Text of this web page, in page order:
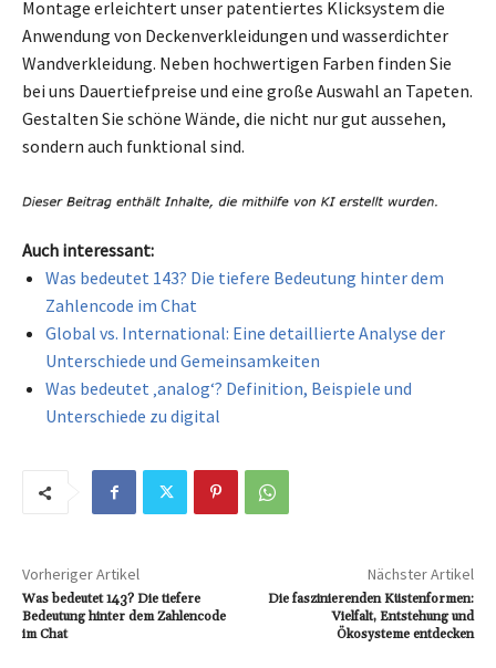
Montage erleichtert unser patentiertes Klicksystem die
Anwendung von Deckenverkleidungen und wasserdichter
Wandverkleidung. Neben hochwertigen Farben finden Sie
bei uns Dauertiefpreise und eine große Auswahl an Tapeten.
Gestalten Sie schöne Wände, die nicht nur gut aussehen,
sondern auch funktional sind.
Auch interessant:
Was bedeutet 143? Die tiefere Bedeutung hinter dem
Zahlencode im Chat
Global vs. International: Eine detaillierte Analyse der
Unterschiede und Gemeinsamkeiten
Was bedeutet ‚analog‘? Definition, Beispiele und
Unterschiede zu digital
Vorheriger Artikel
Was bedeutet 143? Die tiefere
Bedeutung hinter dem Zahlencode
im Chat
Nächster Artikel
Die faszinierenden Küstenformen:
Vielfalt, Entstehung und
Ökosysteme entdecken